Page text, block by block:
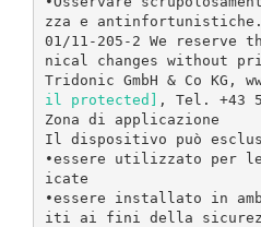
il protected] , Tel. +43
Zona di applicazione
Il dispositivo può
•essere utilizzato per
icate
•essere installato in
iti ai fini della